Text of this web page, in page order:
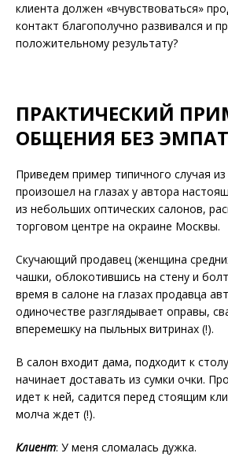
клиента должен «вчувствоваться»
контакт благополучно развивался и
положительному результату?
ПРАКТИЧЕСКИЙ
ОБЩЕНИЯ БЕЗ
Приведем пример типичного случая
произошел на глазах у автора
из небольших оптических салонов,
торговом центре на окраине Москвы.
Скучающий продавец (женщина
чашки, облокотившись на стену и
время в салоне на глазах продавца
одиночестве разглядывает оправы,
вперемешку на пыльных витринах (!).
В салон входит дама, подходит к
начинает доставать из сумки очки.
идет к ней, садится перед стоящим
молча ждет (!).
Клиент: У меня сломалась дужка.